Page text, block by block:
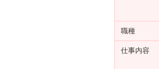
職種
仕事内容